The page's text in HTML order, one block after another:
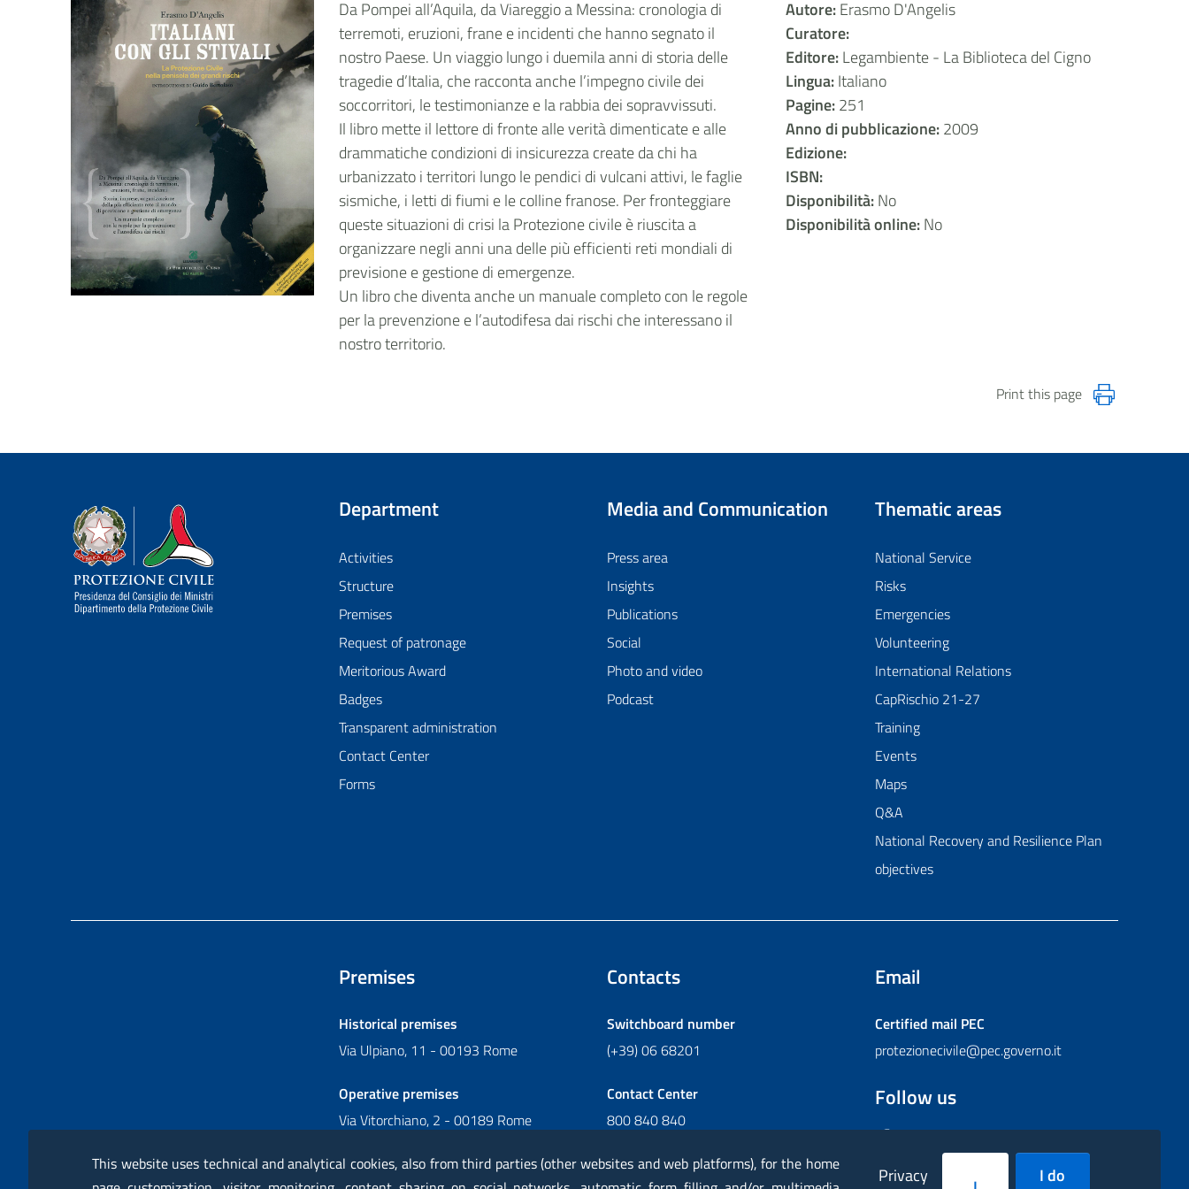
Da Pompei all’Aquila, da Viareggio a Messina: cronologia di
terremoti, eruzioni, frane e incidenti che hanno segnato il
nostro Paese. Un viaggio lungo i duemila anni di storia delle
tragedie d’Italia, che racconta anche l’impegno civile dei
soccorritori, le testimonianze e la rabbia dei sopravvissuti.
Il libro mette il lettore di fronte alle verità dimenticate e alle
drammatiche condizioni di insicurezza create da chi ha
urbanizzato i territori lungo le pendici di vulcani attivi, le faglie
sismiche, i letti di fiumi e le colline franose. Per fronteggiare
queste situazioni di crisi la Protezione civile è riuscita a
organizzare negli anni una delle più efficienti reti mondiali di
previsione e gestione di emergenze.
Un libro che diventa anche un manuale completo con le regole
per la prevenzione e l’autodifesa dai rischi che interessano il
nostro territorio.
Autore:Erasmo D'Angelis
Curatore:
Editore:Legambiente - La Biblioteca del Cigno
Lingua:Italiano
Pagine:251
Anno di pubblicazione:2009
Edizione:
ISBN:
Disponibilità:No
Disponibilità online:No
Print this page
Dipartimento della Protezione Civile
Department
Activities
Structure
Premises
Request of patronage
Meritorious Award
Badges
Transparent administration
Contact Center
Forms
Media and Communication
Press area
Insights
Publications
Social
Photo and video
Podcast
Thematic areas
National Service
Risks
Emergencies
Volunteering
International Relations
CapRischio 21-27
Training
Events
Maps
Q&A
National Recovery and Resilience Plan
objectives
Premises
Historical premises
Via Ulpiano, 11 - 00193 Rome
Operative premises
Via Vitorchiano, 2 - 00189 Rome
Contacts
Switchboard number
(+39) 06 68201
Contact Center
800 840 840
Email
Certified mail PEC
protezionecivile@pec.governo.it
Follow us
FacebookInstagram
TwitterYouTubeFlickr
This website uses technical and analytical cookies, also from third parties (other websites and web platforms), for the home
Privacy
I do